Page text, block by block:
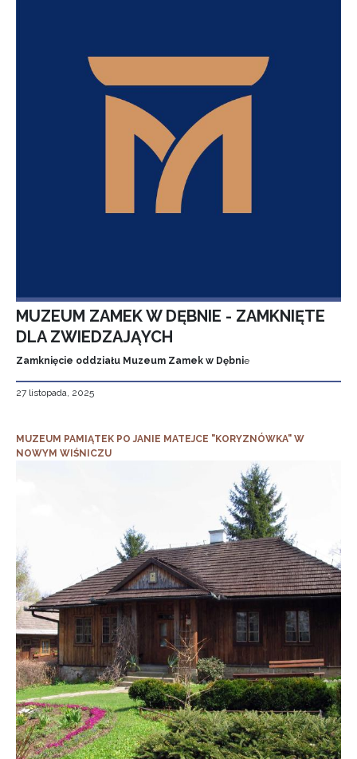
MUZEUM ZAMEK W DĘBNIE - ZAMKNIĘTE
DLA ZWIEDZAJĄYCH
Zamknięcie oddziału Muzeum Zamek w Dębnie
27 listopada, 2025
MUZEUM PAMIĄTEK PO JANIE MATEJCE "KORYZNÓWKA" W
NOWYM WIŚNICZU